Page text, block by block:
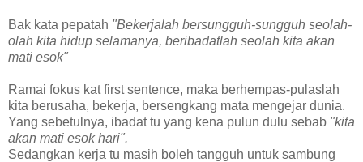
Bak kata pepatah "Bekerjalah bersungguh-sungguh seolah-
olah kita hidup selamanya, beribadatlah seolah kita akan
mati esok"
Ramai fokus kat first sentence, maka berhempas-pulaslah
kita berusaha, bekerja, bersengkang mata mengejar dunia.
Yang sebetulnya, ibadat tu yang kena pulun dulu sebab "kita
akan mati esok hari".
Sedangkan kerja tu masih boleh tangguh untuk sambung